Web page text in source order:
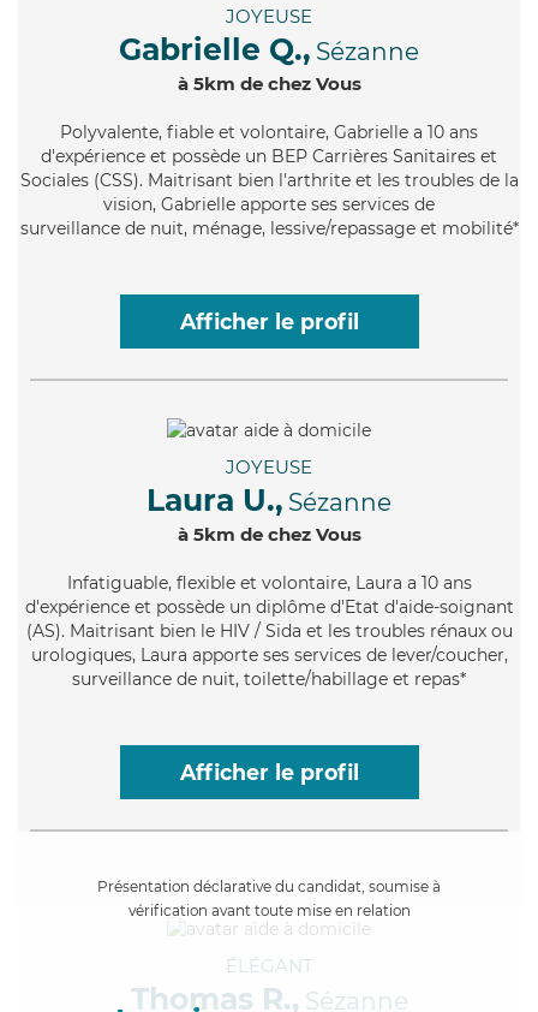
JOYEUSE
Gabrielle Q., Sézanne
à 5km de chez Vous
Polyvalente, fiable et volontaire, Gabrielle a 10 ans
d'expérience et possède un BEP Carrières Sanitaires et
Sociales (CSS). Maitrisant bien l'arthrite et les troubles de la
vision, Gabrielle apporte ses services de
surveillance de nuit, ménage, lessive/repassage et mobilité*
Afficher le profil
JOYEUSE
Laura U., Sézanne
à 5km de chez Vous
Infatiguable, flexible et volontaire, Laura a 10 ans
d'expérience et possède un diplôme d'Etat d'aide-soignant
(AS). Maitrisant bien le HIV / Sida et les troubles rénaux ou
urologiques, Laura apporte ses services de lever/coucher,
surveillance de nuit, toilette/habillage et repas*
Afficher le profil
Présentation déclarative du candidat, soumise à
vérification avant toute mise en relation
ÉLÉGANT
Thomas R., Sézanne